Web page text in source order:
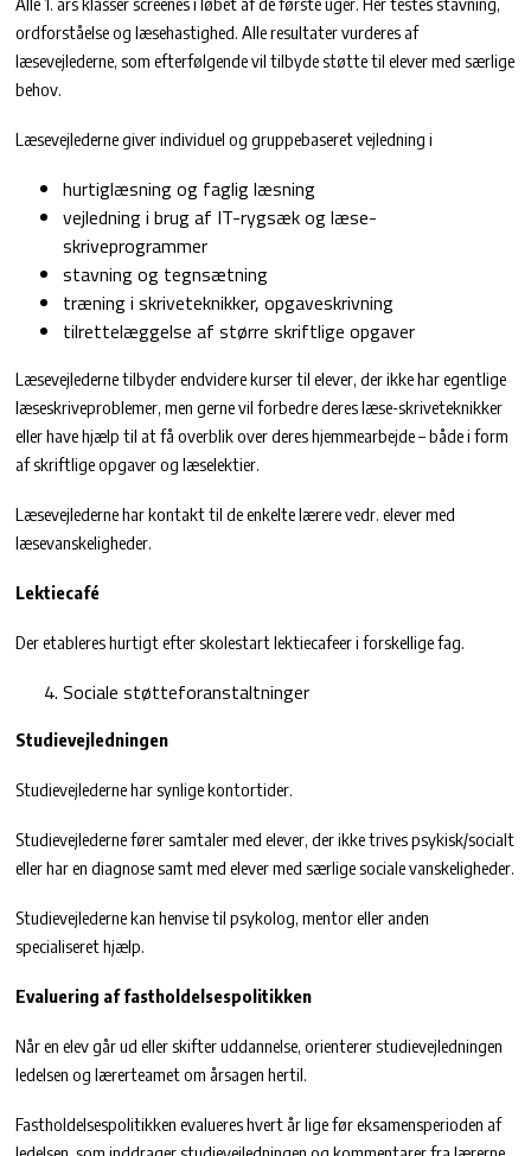
ordforståelse og læsehastighed. Alle resultater vurderes af
læsevejlederne, som efterfølgende vil tilbyde støtte til elever med særlige
behov.
Læsevejlederne giver individuel og gruppebaseret vejledning i
hurtiglæsning og faglig læsning
vejledning i brug af IT-rygsæk og læse-
skriveprogrammer
stavning og tegnsætning
træning i skriveteknikker, opgaveskrivning
tilrettelæggelse af større skriftlige opgaver
Læsevejlederne tilbyder endvidere kurser til elever, der ikke har egentlige
læseskriveproblemer, men gerne vil forbedre deres læse-skriveteknikker
eller have hjælp til at få overblik over deres hjemmearbejde – både i form
af skriftlige opgaver og læselektier.
Læsevejlederne har kontakt til de enkelte lærere vedr. elever med
læsevanskeligheder.
Lektiecafé
Der etableres hurtigt efter skolestart lektiecafeer i forskellige fag.
Sociale støtteforanstaltninger
Studievejledningen
Studievejlederne har synlige kontortider.
Studievejlederne fører samtaler med elever, der ikke trives psykisk/socialt
eller har en diagnose samt med elever med særlige sociale vanskeligheder.
Studievejlederne kan henvise til psykolog, mentor eller anden
specialiseret hjælp.
Evaluering af fastholdelsespolitikken
Når en elev går ud eller skifter uddannelse, orienterer studievejledningen
ledelsen og lærerteamet om årsagen hertil.
Fastholdelsespolitikken evalueres hvert år lige før eksamensperioden af